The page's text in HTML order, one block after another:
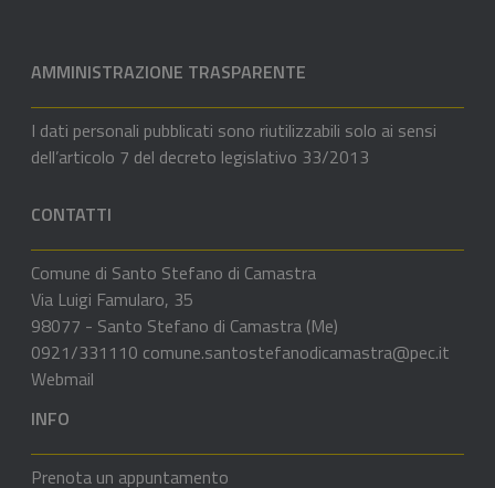
AMMINISTRAZIONE TRASPARENTE
I dati personali pubblicati sono riutilizzabili solo ai sensi
dell’articolo 7 del decreto legislativo 33/2013
CONTATTI
Comune di Santo Stefano di Camastra
Via Luigi Famularo, 35
98077 - Santo Stefano di Camastra (Me)
0921/331110 comune.santostefanodicamastra@pec.it
Webmail
INFO
Prenota un appuntamento